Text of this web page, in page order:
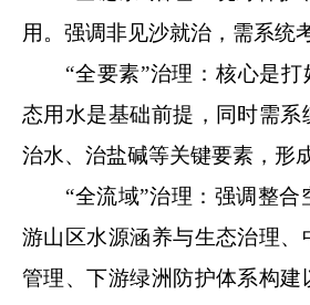
用。强调非见沙就治，需系统
“全要素”治理：核心是打
态用水是基础前提，同时需系
治水、治盐碱等关键要素，形
“全流域”治理：强调整合
游山区水源涵养与生态治理、
管理、下游绿洲防护体系构建